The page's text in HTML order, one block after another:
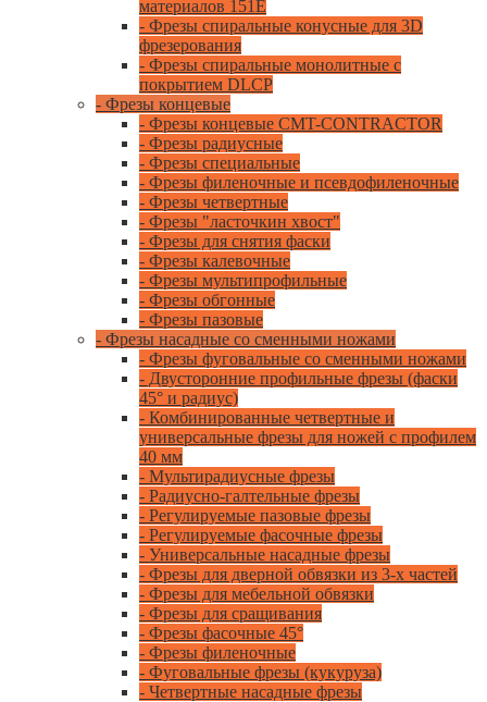
материалов 151E
- Фрезы спиральные конусные для 3D
фрезерования
- Фрезы спиральные монолитные с
покрытием DLCP
- Фрезы концевые
- Фрезы концевые CMT-CONTRACTOR
- Фрезы радиусные
- Фрезы специальные
- Фрезы филеночные и псевдофиленочные
- Фрезы четвертные
- Фрезы "ласточкин хвост"
- Фрезы для снятия фаски
- Фрезы калевочные
- Фрезы мультипрофильные
- Фрезы обгонные
- Фрезы пазовые
- Фрезы насадные со сменными ножами
- Фрезы фуговальные со сменными ножами
- Двусторонние профильные фрезы (фаски
45° и радиус)
- Комбинированные четвертные и
универсальные фрезы для ножей с профилем
40 мм
- Мультирадиусные фрезы
- Радиусно-галтельные фрезы
- Регулируемые пазовые фрезы
- Регулируемые фасочные фрезы
- Универсальные насадные фрезы
- Фрезы для дверной обвязки из 3-х частей
- Фрезы для мебельной обвязки
- Фрезы для сращивания
- Фрезы фасочные 45°
- Фрезы филеночные
- Фуговальные фрезы (кукуруза)
- Четвертные насадные фрезы